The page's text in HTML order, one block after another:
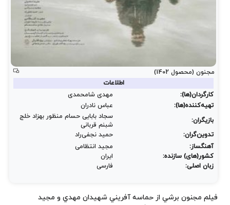
مجنون (محصول 1402)
اطلاعات
کارگردان(ها):
مهدی شامحمدی
تهیه‌کننده(ها):
عباس نادران
بازیگران:
سجاد بابایی حسام منظور بهزاد خلج
شبنم قربانی
تدوین‌گران:
حمید نجفی‌راد
آهنگساز:
مجید انتظامی
کشور(های) سازنده:
ایران
زبان اصلی:
فارسی
فيلم مجنون برشي از حماسه آفريني شهيدان مهدي و مجيد